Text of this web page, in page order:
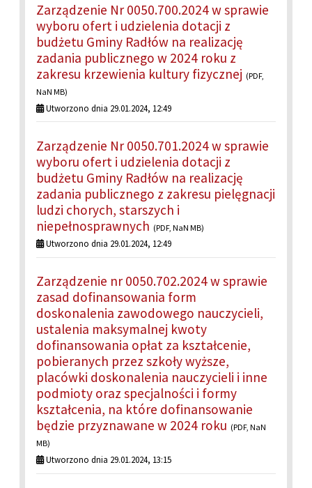
Zarządzenie Nr 0050.700.2024 w sprawie
wyboru ofert i udzielenia dotacji z
budżetu Gminy Radłów na realizację
zadania publicznego w 2024 roku z
zakresu krzewienia kultury fizycznej (PDF,
NaN MB)
Utworzono dnia 29.01.2024, 12:49
Zarządzenie Nr 0050.701.2024 w sprawie
wyboru ofert i udzielenia dotacji z
budżetu Gminy Radłów na realizację
zadania publicznego z zakresu pielęgnacji
ludzi chorych, starszych i
niepełnosprawnych (PDF, NaN MB)
Utworzono dnia 29.01.2024, 12:49
Zarządzenie nr 0050.702.2024 w sprawie
zasad dofinansowania form
doskonalenia zawodowego nauczycieli,
ustalenia maksymalnej kwoty
dofinansowania opłat za kształcenie,
pobieranych przez szkoły wyższe,
placówki doskonalenia nauczycieli i inne
podmioty oraz specjalności i formy
kształcenia, na które dofinansowanie
będzie przyznawane w 2024 roku (PDF, NaN
MB)
Utworzono dnia 29.01.2024, 13:15